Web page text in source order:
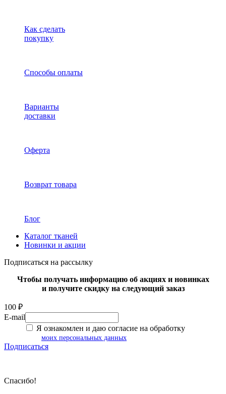
Как сделать
покупку
Способы оплаты
Варианты
доставки
Оферта
Возврат товара
Блог
Каталог тканей
Новинки и акции
Подписаться на рассылку
Чтобы получать информацию об акциях и новинках
и получите скидку на следующий заказ
100 ₽
E-mail
Я ознакомлен и даю согласие на обработку
моих персональных данных
Подписаться
Спасибо!